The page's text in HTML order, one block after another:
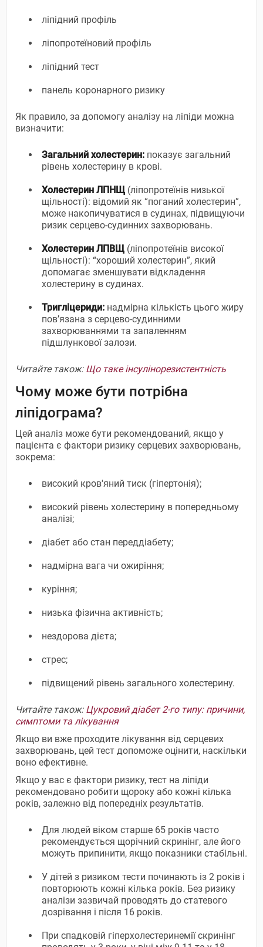
ліпідний профіль
ліпопротеїновий профіль
ліпідний тест
панель коронарного ризику
Як правило, за допомогу аналізу на ліпіди можна
визначити:
Загальний холестерин: показує загальний
рівень холестерину в крові.
Холестерин ЛПНЩ (ліпопротеїнів низької
щільності): відомий як “поганий холестерин”,
може накопичуватися в судинах, підвищуючи
ризик серцево-судинних захворювань.
Холестерин ЛПВЩ (ліпопротеїнів високої
щільності): “хороший холестерин”, який
допомагає зменшувати відкладення
холестерину в судинах.
Тригліцериди: надмірна кількість цього жиру
пов’язана з серцево-судинними
захворюваннями та запаленням
підшлункової залози.
Читайте також: Що таке інсулінорезистентність
Чому може бути потрібна
ліпідограма?
Цей аналіз може бути рекомендований, якщо у
пацієнта є фактори ризику серцевих захворювань,
зокрема:
високий кров'яний тиск (гіпертонія);
високий рівень холестерину в попередньому
аналізі;
діабет або стан переддіабету;
надмірна вага чи ожиріння;
куріння;
низька фізична активність;
нездорова дієта;
стрес;
підвищений рівень загального холестерину.
Читайте також: Цукровий діабет 2-го типу: причини,
симптоми та лікування
Якщо ви вже проходите лікування від серцевих
захворювань, цей тест допоможе оцінити, наскільки
воно ефективне.
Якщо у вас є фактори ризику, тест на ліпіди
рекомендовано робити щороку або кожні кілька
років, залежно від попередніх результатів.
Для людей віком старше 65 років часто
рекомендується щорічний скринінг, але його
можуть припинити, якщо показники стабільні.
У дітей з ризиком тести починають із 2 років і
повторюють кожні кілька років. Без ризику
аналізи зазвичай проводять до статевого
дозрівання і після 16 років.
При спадковій гіперхолестеринемії скринінг